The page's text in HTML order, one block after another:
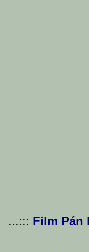
...::: Film Pán